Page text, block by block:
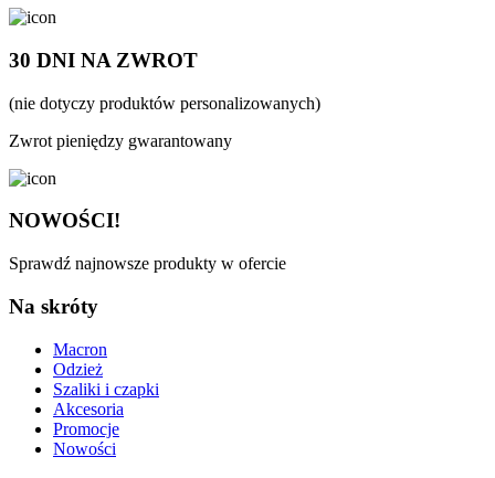
30 DNI NA ZWROT
(nie dotyczy produktów personalizowanych)
Zwrot pieniędzy gwarantowany
NOWOŚCI!
Sprawdź najnowsze produkty w ofercie
Na skróty
Macron
Odzież
Szaliki i czapki
Akcesoria
Promocje
Nowości